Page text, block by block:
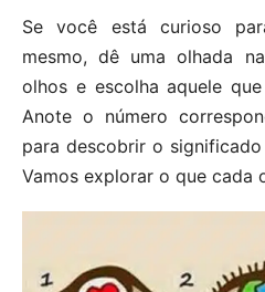
Se você está curioso
mesmo, dê uma olhada
olhos e escolha aquele
Anote o número
para descobrir o
Vamos explorar o que cada